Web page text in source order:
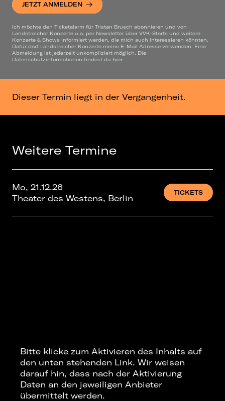
JETZT ANMELDEN
Ich möchte den Ticketalarm für Tristan Brusch abonnieren und von
Landstreicher Konzerte u.a. per Newsletter über VVK-Starts und weitere
Konzerte & Shows informiert werden, die mich auch interessieren könnten.
Dafür darf Landstreicher Konzerte meine E-Mail Adresse verwenden. Eine
Abmeldung ist jederzeit unkompliziert möglich. Die
Datenschutzinformationen findest du hier.
Dieser Termin liegt in der Vergangenheit.
Weitere Termine
Mo, 21.12.26
Theater des Westens, Berlin
TICKETS
Bitte klicke zum Aktivieren des Inhalts auf
den unten stehenden Link. Wir weisen
darauf hin, dass nach der Aktivierung
Daten an den jeweiligen Anbieter
übermittelt werden.